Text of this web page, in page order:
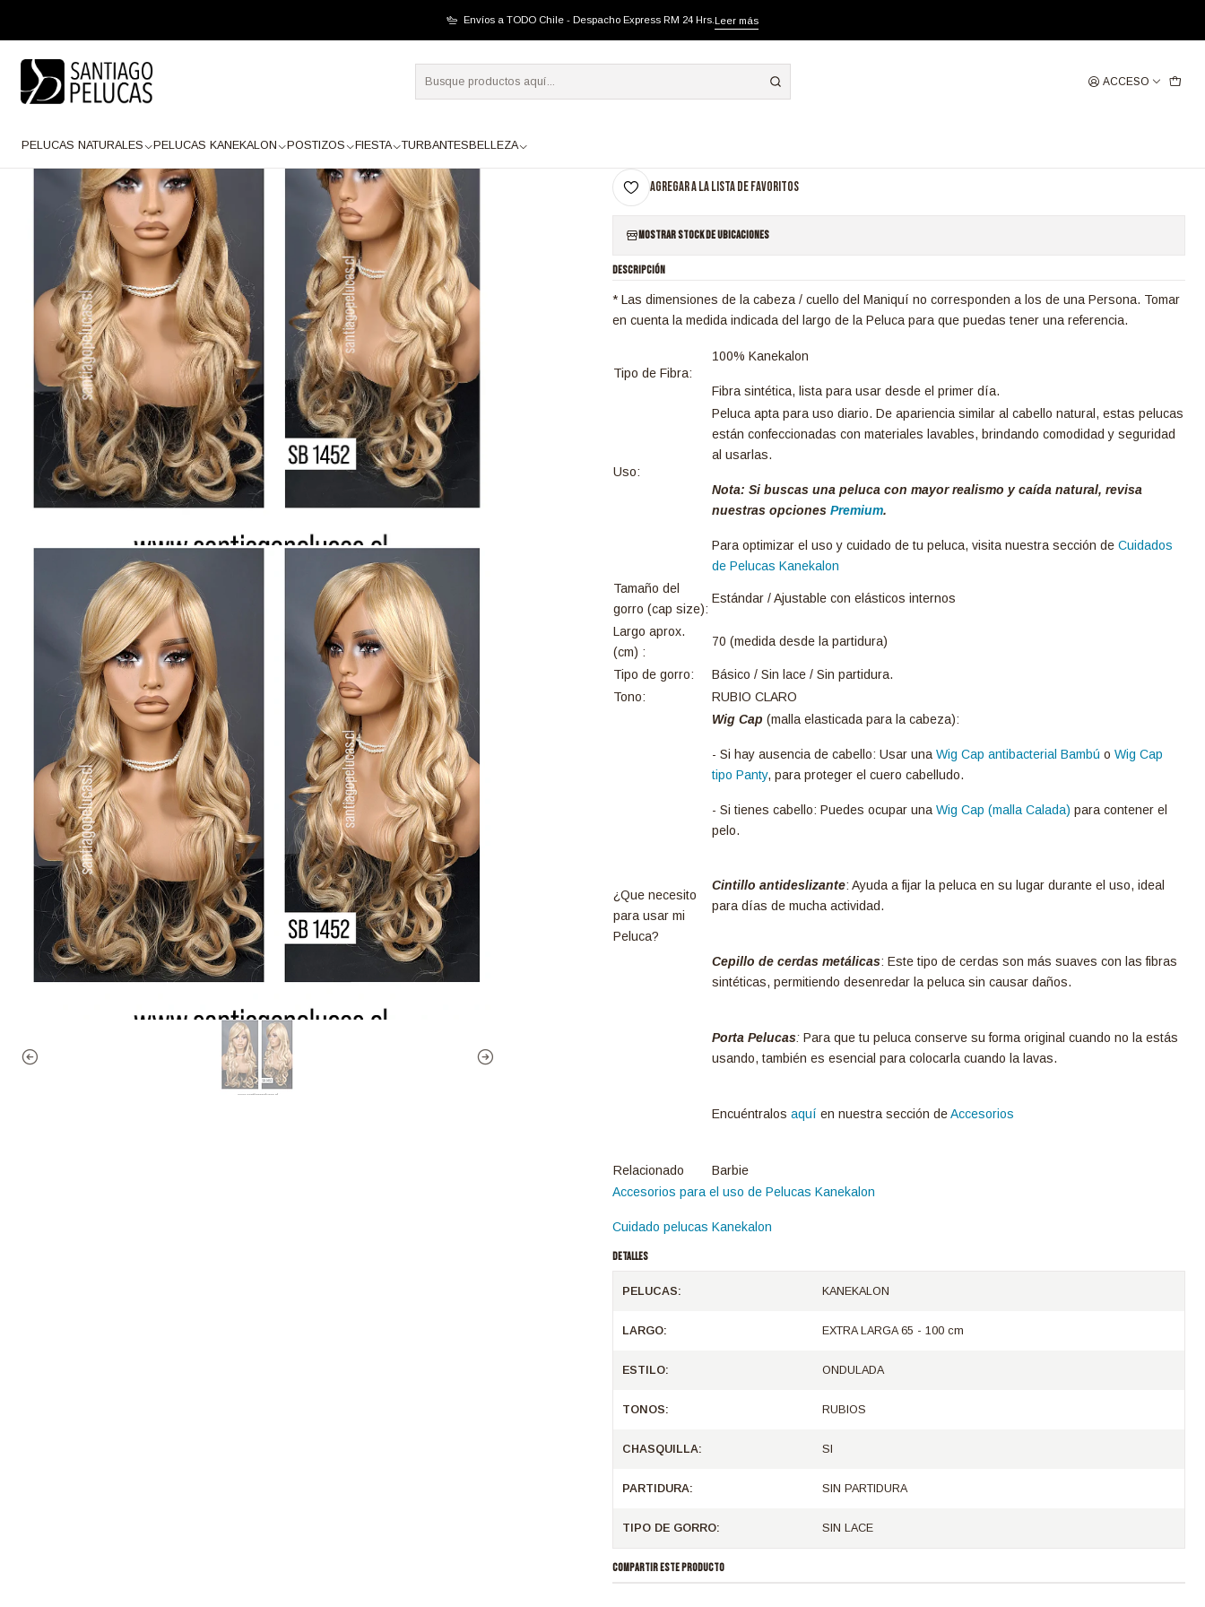
ACCESO
PELUCAS NATURALES PELUCAS KANEKALON POSTIZOS FIESTA TURBANTES BELLEZA
Envíos a TODO Chile - Despacho Express RM 24 Hrs. Leer más
SB1452 ARIES RUBIO CLARO
Agregar a la lista de favoritos
Mostrar stock de ubicaciones
DESCRIPCIÓN
* Las dimensiones de la cabeza / cuello del Maniquí no corresponden a los de una Persona. Tomar
en cuenta la medida indicada del largo de la Peluca para que puedas tener una referencia.
Tipo de Fibra:
100% Kanekalon
Fibra sintética, lista para usar desde el primer día.
Uso:
Peluca apta para uso diario. De apariencia similar al cabello natural, estas pelucas
están confeccionadas con materiales lavables, brindando comodidad y seguridad
al usarlas.
Nota: Si buscas una peluca con mayor realismo y caída natural, revisa
nuestras opciones Premium.
Para optimizar el uso y cuidado de tu peluca, visita nuestra sección deCuidados
de Pelucas Kanekalon
Tamaño del
gorro (cap size):
Estándar / Ajustable con elásticos internos
Largo aprox.
(cm) :
70 (medida desde la partidura)
Tipo de gorro:
Básico / Sin lace / Sin partidura.
Tono:
RUBIO CLARO
¿Que necesito
para usar mi
Peluca?
Wig Cap (malla elasticada para la cabeza):
- Si hay ausencia de cabello: Usar unaWig Cap antibacterial Bambú o Wig Cap
tipo Panty, para proteger el cuero cabelludo.
- Si tienes cabello: Puedes ocupar unaWig Cap (malla Calada) para contener el
pelo.
Cintillo antideslizante: Ayuda a fijar la peluca en su lugar durante el uso, ideal
para días de mucha actividad.
Cepillo de cerdas metálicas: Este tipo de cerdas son más suaves con las fibras
sintéticas, permitiendo desenredar la peluca sin causar daños.
Porta Pelucas:Para que tu peluca conserve su forma original cuando no la estás
usando, también es esencial para colocarla cuando la lavas.
Encuéntralos aquí en nuestra sección deAccesorios
Relacionado
Barbie
Accesorios para el uso de Pelucas Kanekalon
Cuidado pelucas Kanekalon
DETALLES
PELUCAS: KANEKALON
LARGO: EXTRA LARGA 65 - 100 cm
ESTILO: ONDULADA
TONOS: RUBIOS
CHASQUILLA: SI
PARTIDURA: SIN PARTIDURA
TIPO DE GORRO: SIN LACE
COMPARTIR ESTE PRODUCTO